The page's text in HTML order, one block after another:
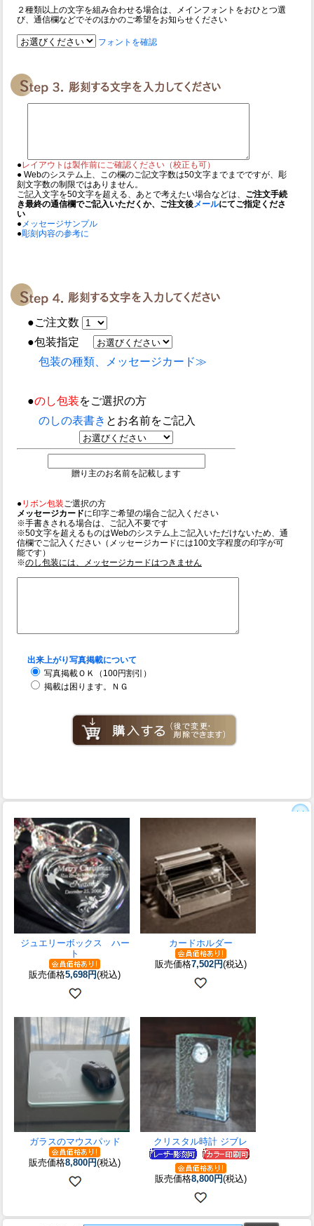
２種類以上の文字を組み合わせる場合は、メインフォントをおひとつ選
び、通信欄などでそのほかのご希望をお知らせください
フォントを確認
●レイアウトは製作前にご確認ください（校正も可）
● Webのシステム上、この欄のご記文字数は50文字までまでですが、彫
刻文字数の制限ではありません。
ご記入文字を50文字を超える、あとで考えたい場合などは、 ご注文手続
き最終の通信欄でご記入いただくか、ご注文後 メールにてご指定くださ
い
● メッセージサンプル
●彫刻内容の参考に
●ご注文数
●包装指定
包装の種類、メッセージカード≫
●のし包装をご選択の方
のしの表書き とお名前をご記入
贈り主のお名前を記載します
●リボン包装 ご選択の方
メッセージカードに印字ご希望の場合ご記入ください
※手書きされる場合は、ご記入不要です
※50文字を超えるものはWebのシステム上ご記入いただけないため、通
信欄でご記入ください（メッセージカードには100文字程度の印字が可
能です）
※のし包装には、メッセージカードはつきません
出来上がり写真掲載について
写真掲載ＯＫ（100円割引）
掲載は困ります。ＮＧ
ジュエリーボックス ハー
ト
販売価格5,698円(税込)
カードホルダー
販売価格7,502円(税込)
ガラスのマウスパッド
販売価格8,800円(税込)
クリスタル時計 ジブレ
販売価格8,800円(税込)